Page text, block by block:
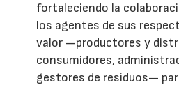
fortaleciendo la
los agentes de sus
valor —productores y
consumidores,
gestores de residuos—